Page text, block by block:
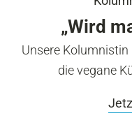
„Wird
Unsere
die vegane